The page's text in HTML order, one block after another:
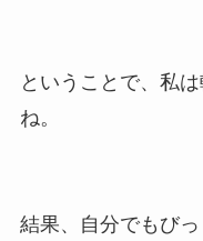
ということで、私
ね。
結果、自分でもび